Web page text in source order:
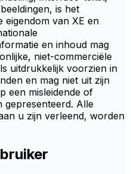
is het
eigendom van XE en
en inhoud mag
niet-commerciële
uitdrukkelijk voorzien in
en mag niet uit zijn
een misleidende of
gepresenteerd. Alle
u zijn verleend, worden